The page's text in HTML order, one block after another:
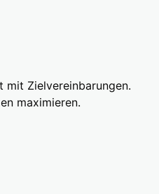
mit Zielvereinbarungen.
maximieren.